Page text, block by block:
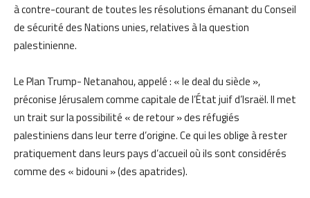
à contre-courant de toutes les résolutions émanant du Conseil
de sécurité des Nations unies, relatives à la question
palestinienne.
Le Plan Trump- Netanahou, appelé : « le deal du siècle »,
préconise Jérusalem comme capitale de l’État juif d’Israël. Il met
un trait sur la possibilité « de retour » des réfugiés
palestiniens dans leur terre d’origine. Ce qui les oblige à rester
pratiquement dans leurs pays d’accueil où ils sont considérés
comme des « bidouni » (des apatrides).